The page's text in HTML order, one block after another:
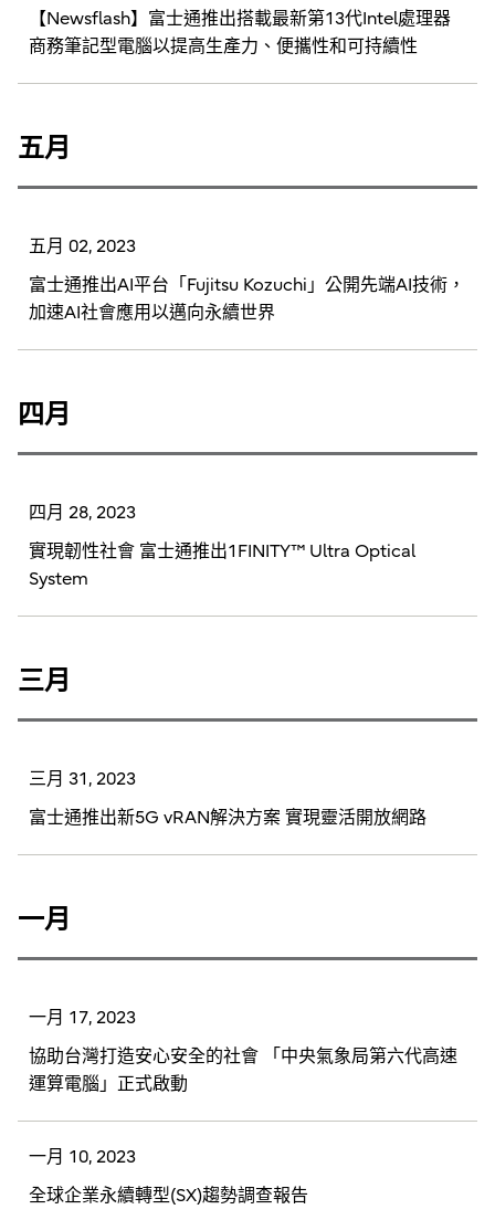
【Newsflash】富士通推出搭載最新第13代Intel處理器
商務筆記型電腦以提高生產力、便攜性和可持續性
五月
五月 02, 2023
富士通推出AI平台「Fujitsu Kozuchi」公開先端AI技術，
加速AI社會應用以邁向永續世界
四月
四月 28, 2023
實現韌性社會 富士通推出1FINITY™ Ultra Optical
System
三月
三月 31, 2023
富士通推出新5G vRAN解決方案 實現靈活開放網路
一月
一月 17, 2023
協助台灣打造安心安全的社會 「中央氣象局第六代高速
運算電腦」正式啟動
一月 10, 2023
全球企業永續轉型(SX)趨勢調查報告